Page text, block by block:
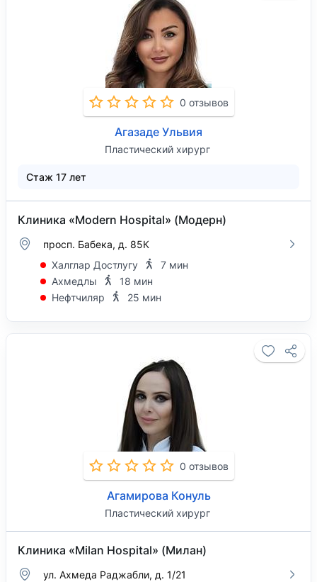
0 отзывов
Агазаде Ульвия
Пластический хирург
Стаж 17 лет
Клиника «Modern Hospital» (Модерн)
просп. Бабека, д. 85К
Халглар Достлугу
7 мин
Ахмедлы
18 мин
Нефтчиляр
25 мин
0 отзывов
Агамирова Конуль
Пластический хирург
Клиника «Milan Hospital» (Милан)
ул. Ахмеда Раджабли, д. 1/21